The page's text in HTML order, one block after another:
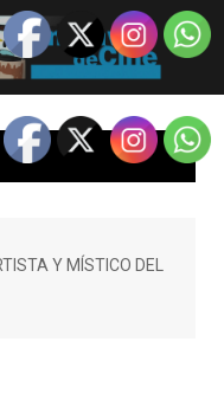
de Cine
de encuentro para los
Y MÍSTICO DEL